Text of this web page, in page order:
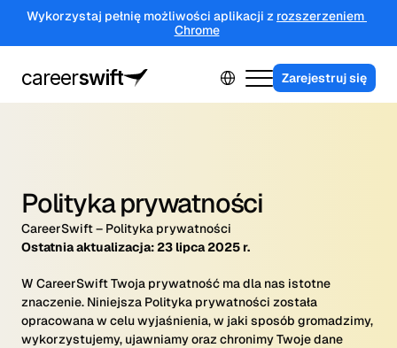
Wykorzystaj pełnię możliwości aplikacji z rozszerzeniem
Chrome
careerswift Select Language
Zarejestruj się
Sing in
Polityka prywatności
CareerSwift – Polityka prywatności
Ostatnia aktualizacja: 23 lipca 2025 r.
W CareerSwift Twoja prywatność ma dla nas istotne
znaczenie. Niniejsza Polityka prywatności została
opracowana w celu wyjaśnienia, w jaki sposób gromadzimy,
wykorzystujemy, ujawniamy oraz chronimy Twoje dane